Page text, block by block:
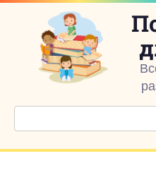
Перейти
контенту
Поиск: